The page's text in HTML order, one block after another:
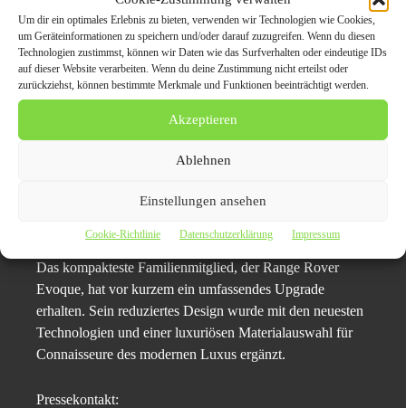
Um dir ein optimales Erlebnis zu bieten, verwenden wir Technologien wie Cookies,
um Geräteinformationen zu speichern und/oder darauf zuzugreifen. Wenn du diesen
Technologien zustimmst, können wir Daten wie das Surfverhalten oder eindeutige IDs
auf dieser Website verarbeiten. Wenn du deine Zustimmung nicht erteilst oder
zurückziehst, können bestimmte Merkmale und Funktionen beeinträchtigt werden.
Akzeptieren
Ablehnen
Einstellungen ansehen
Cookie-Richtlinie Datenschutzerklärung Impressum
Kuratierungen die besten Ausstattungsmerkmale,
Materialien und Farben beinhalten.
Geraldine Ingham, Geschäftsführerin Range Rover, sagt:
„Der neue Range Rover Sport SV steht beispielhaft für
auf die mutige Evolution des Vorgängers Range Rover
den wir mit unseren anspruchsvollsten Kund:innen
Das kompakteste Familienmitglied, der Range Rover
Evoque, hat vor kurzem ein umfassendes Upgrade
erhalten. Sein reduziertes Design wurde mit den neuesten
Technologien und einer luxuriösen Materialauswahl für
Connaisseure des modernen Luxus ergänzt.
Pressekontakt: